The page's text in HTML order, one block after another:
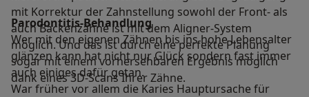
mit Korrektur der Zahnstellung sowohl der Front- als
auch Backenzähne ist mit dem Aligner-System
möglich. Und das ist durch eine perfekte Planung
sogar mit einem vorhersehbaren Ergebnis möglich
dank eines 3D-Scans Ihrer Zähne.
Parodontitis-Behandlung
Wer mit den eigenen Zähnen bis ins hohe Lebensalter
glänzen kann hat nicht nur Glück sondern fast immer
auch einiges dafür getan.
War früher vor allem die Karies Hauptursache für